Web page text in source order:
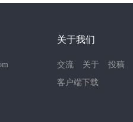
关于我们
交流 关于
投稿
客户端下载